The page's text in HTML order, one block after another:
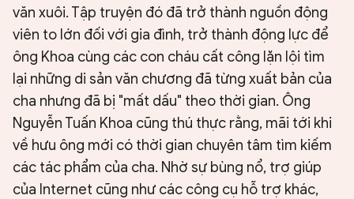
văn xuôi. Tập truyện đó đã trở thành nguồn động
viên to lớn đối với gia đình, trở thành động lực để
ông Khoa cùng các con cháu cất công lặn lội tìm
lại những di sản văn chương đã từng xuất bản của
cha nhưng đã bị "mất dấu" theo thời gian. Ông
Nguyễn Tuấn Khoa cũng thú thực rằng, mãi tới khi
về hưu ông mới có thời gian chuyên tâm tìm kiếm
các tác phẩm của cha. Nhờ sự bùng nổ, trợ giúp
của Internet cũng như các công cụ hỗ trợ khác,